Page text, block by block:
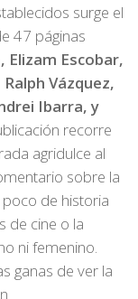
surge el
47 páginas
Elizam Escobar,
Vázquez,
Ibarra, y
recorre
agridulce al
sobre la
de historia
de cine o la
ni femenino.
ganas de ver la